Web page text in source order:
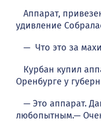
Аппарат,
удивление
— Что это за
Курбан купил
Оренбурге у
— Это аппарат.
любопытным.—